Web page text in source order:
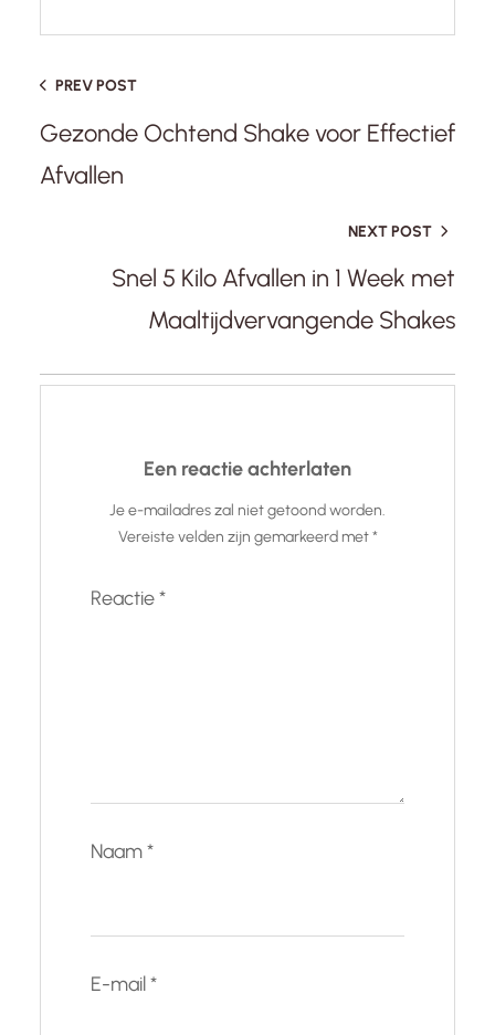
PREV POST
Gezonde Ochtend Shake voor Effectief
Afvallen
NEXT POST
Snel 5 Kilo Afvallen in 1 Week met
Maaltijdvervangende Shakes
Een reactie achterlaten
Je e-mailadres zal niet getoond worden.
Vereiste velden zijn gemarkeerd met*
Reactie*
Naam*
E-mail*